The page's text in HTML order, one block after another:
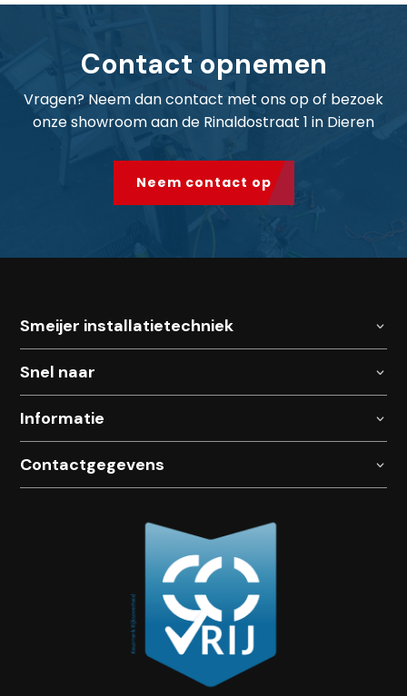
Contact opnemen
Vragen? Neem dan contact met ons op of bezoek
onze showroom aan de Rinaldostraat 1 in Dieren
Neem contact op
Smeijer installatietechniek
Snel naar
Informatie
Contactgegevens